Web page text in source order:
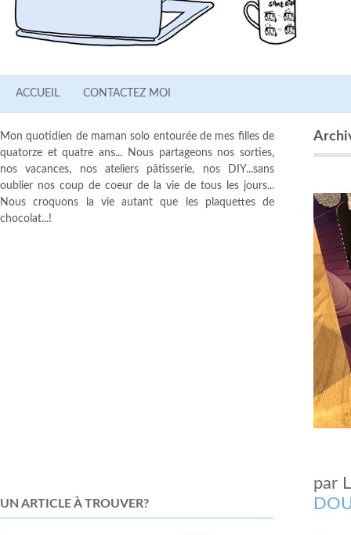
ACCUEIL CONTACTEZ MOI
par
Mon quotidien de maman solo entourée de mes filles de
quatorze et quatre ans... Nous partageons nos sorties,
nos vacances, nos ateliers pâtisserie, nos DIY...sans
oublier nos coup de coeur de la vie de tous les jours...
Nous croquons la vie autant que les plaquettes de
chocolat...!
UN ARTICLE À TROUVER?